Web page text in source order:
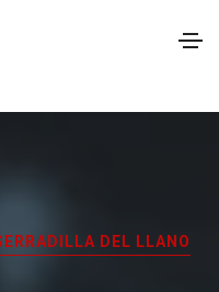
DEL LLANO